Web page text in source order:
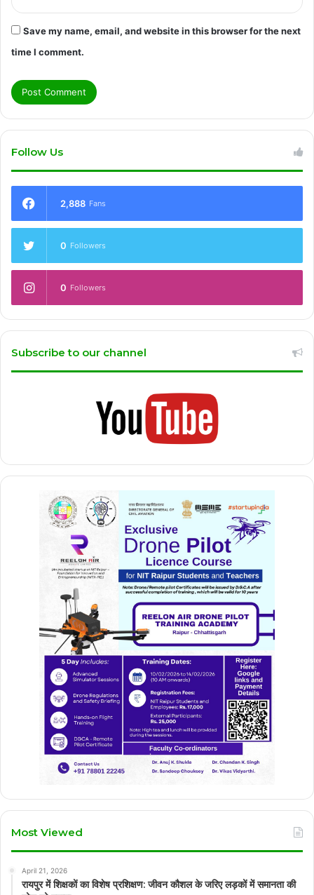
Save my name, email, and website in this browser for the next
time I comment.
Follow Us
2,888 Fans
0 Followers
0 Followers
Subscribe to our channel
Most Viewed
April 21, 2026
रायपुर में शिक्षकों का विशेष प्रशिक्षण: जीवन कौशल के जरिए लड़कों में समानता की